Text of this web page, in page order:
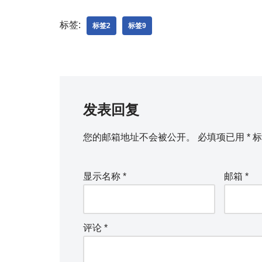
标签: 标签2 标签9
发表回复
您的邮箱地址不会被公开。 必填项已用 *
显示名称 * 邮箱*
评论 *